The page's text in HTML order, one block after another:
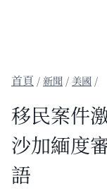
/新聞 / 美國 /
移民案件
沙加緬度
語